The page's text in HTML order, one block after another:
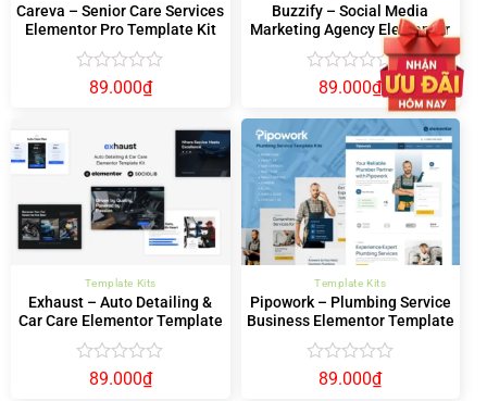
Careva – Senior Care Services
Elementor Pro Template Kit
Được
sao
89.000₫
Buzzify – Social Media
Marketing Agency Elementor
Template Kit
Được
hạng
0
5
sao
89.000₫
Template Kits
Exhaust – Auto Detailing &
Car Care Elementor Template
Kit
Được
89.000₫
Template Kits
Pipowork – Plumbing Service
Business Elementor Template
Kits
Được
89.000₫